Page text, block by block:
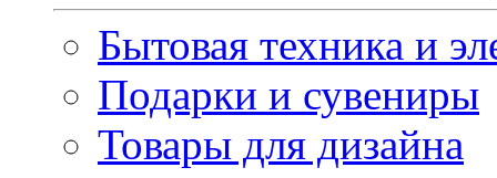
Бытовая техника и
Подарки и сувениры
Товары для дизайна